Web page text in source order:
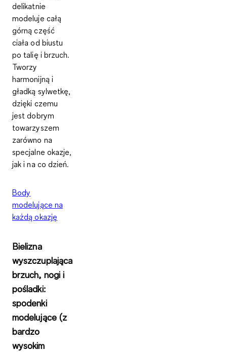
delikatnie
modeluje całą
górną część
ciała od biustu
po talię i brzuch.
Tworzy
harmonijną i
gładką sylwetkę,
dzięki czemu
jest dobrym
towarzyszem
zarówno na
specjalne okazje,
jak i na co dzień.
Body
modelujące na
każdą okazję
Bielizna
wyszczuplająca
brzuch, nogi i
pośladki:
spodenki
modelujące (z
bardzo
wysokim